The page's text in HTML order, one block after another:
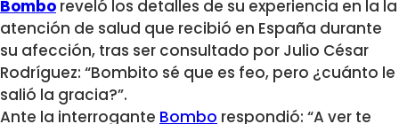
Bombo reveló los detalles de su experiencia en la la
atención de salud que recibió en España durante
su afección, tras ser consultado por Julio César
Rodríguez: “Bombito sé que es feo, pero ¿cuánto le
salió la gracia?”.
Ante la interrogante Bombo respondió: “A ver te